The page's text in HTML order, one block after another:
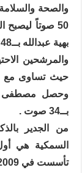
والصحة
50 صوتاً
بهية عبدالله بــ48 صوت لتصبح مسئولة دائرة المرآة .
حيث تساوى مع
بــ34 صوت .
من الجدير
السمكية هي
تأسست في 18/3/2009.